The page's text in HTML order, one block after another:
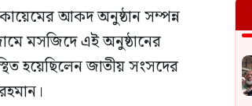
কায়েমের আকদ অনুষ্ঠান সম্পন্ন
মসজিদে এই অনুষ্ঠানের
হয়েছিলেন জাতীয় সংসদের